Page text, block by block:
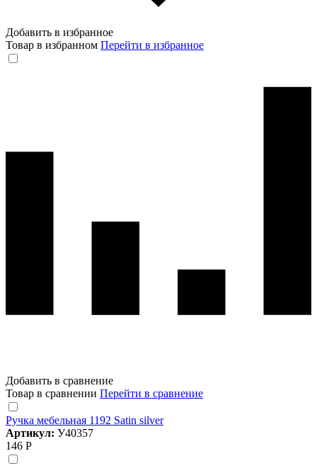
Добавить в избранное
Товар в избранном Перейти в избранное
Добавить в сравнение
Товар в сравнении Перейти в сравнение
Ручка мебельная 1192 Satin silver
Артикул: У40357
146 Р